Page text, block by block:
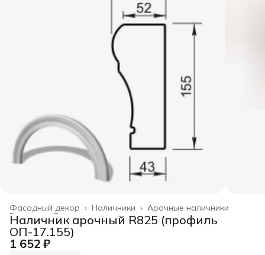
Арочные наличники
Наличники ›
Фасадный декор ›
Весь архитектурный декор ›
Главная ›
Наличник арочный R825 (профиль
ОП-17.155)
1 652 ₽